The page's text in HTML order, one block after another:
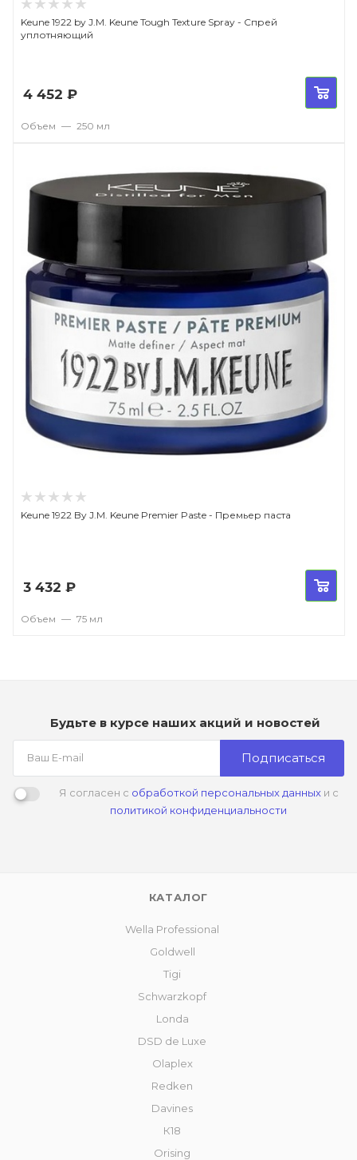
Keune 1922 by J.M. Keune Tough Texture Spray - Спрей
уплотняющий
4 452 ₽
Объем — 250 мл
Keune 1922 By J.M. Keune Premier Paste - Премьер паста
3 432 ₽
Объем — 75 мл
Будьте в курсе наших акций и новостей
Подписаться
Я согласен с обработкой персональных данныхи с
политикой конфиденциальности
КАТАЛОГ
Wella Professional
Goldwell
Tigi
Schwarzkopf
Londa
DSD de Luxe
Olaplex
Redken
Davines
К18
Orising